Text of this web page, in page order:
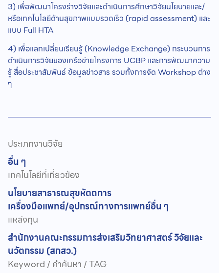
3) เพื่อพัฒนาโครงร่างวิจัยและดำเนินการศึกษาวิจัยนโยบายและ/
หรือเทคโนโลยีด้านสุขภาพแบบรวดเร็ว (rapid assessment) และ
แบบ Full HTA
4) เพื่อแลกเปลี่ยนเรียนรู้ (Knowledge Exchange) กระบวนการ
ดำเนินการวิจัยของเครือข่ายโครงการ UCBP และการพัฒนาความ
รู้ สื่อประชาสัมพันธ์ ข้อมูลข่าวสาร รวมทั้งการจัด Workshop ต่าง
ๆ
ประเภทงานวิจัย
อื่น ๆ
เทคโนโลยีที่เกี่ยวข้อง
นโยบายสาธารณสุขหัตถการ
เครื่องมือแพทย์/อุปกรณ์ทางการแพทย์อื่น ๆ
แหล่งทุน
สำนักงานคณะกรรมการส่งเสริมวิทยาศาสตร์ วิจัยและ
นวัตกรรม (สกสว.)
Keyword / คำค้นหา / TAG